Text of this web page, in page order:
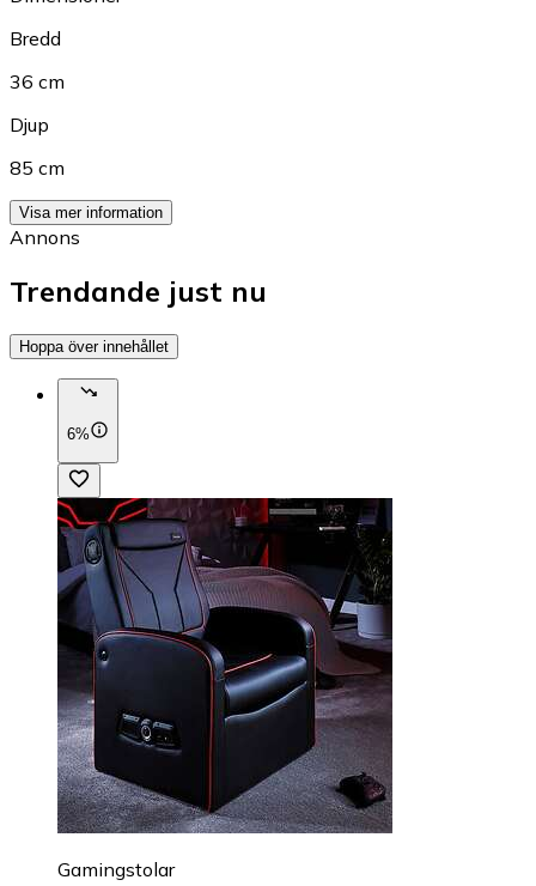
Bredd
36 cm
Djup
85 cm
Visa mer information
Annons
Trendande just nu
Hoppa över innehållet
6%
Gamingstolar